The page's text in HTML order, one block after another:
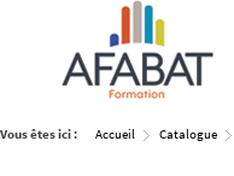
Vous êtes ici : Accueil Catalogue